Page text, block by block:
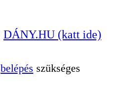
DÁNY.HU (katt ide)
belépés szükséges